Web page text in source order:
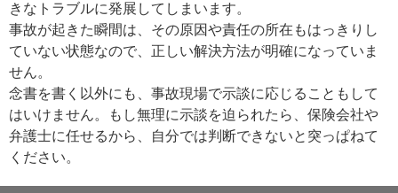
きなトラブルに発展してしまいます。
事故が起きた瞬間は、その原因や責任の所在もはっきりし
ていない状態なので、正しい解決方法が明確になっていま
せん。
念書を書く以外にも、事故現場で示談に応じることもして
はいけません。もし無理に示談を迫られたら、保険会社や
弁護士に任せるから、自分では判断できないと突っぱねて
ください。